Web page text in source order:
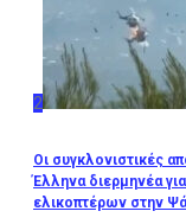
2
Οι συγκλονιστικές
Έλληνα διερμηνέα
ελικοπτέρων στην